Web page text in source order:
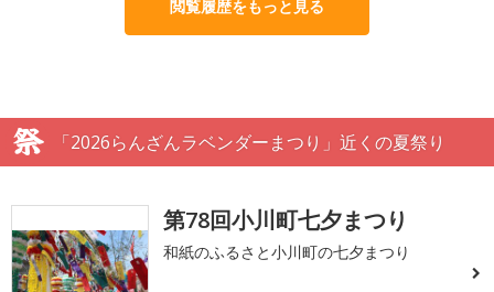
閲覧履歴をもっと見る
「2026らんざんラベンダーまつり」近くの夏祭り
第78回小川町七夕まつり
和紙のふるさと小川町の七夕まつり